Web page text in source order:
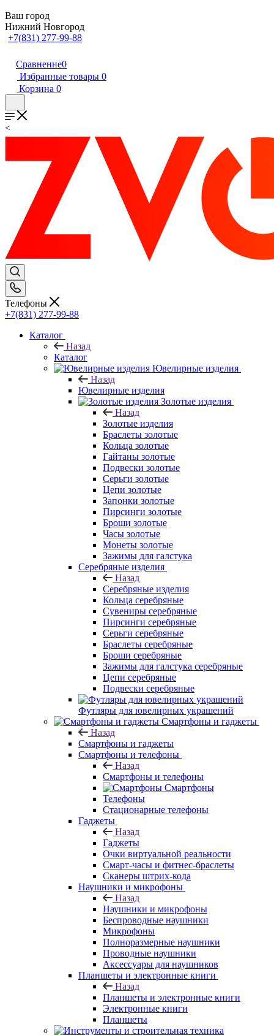
Ваш город
Нижний Новгород
+7(831) 277-99-88
Сравнение0
Избранные товары 0
Корзина 0
<
Телефоны
+7(831) 277-99-88
Каталог
Назад
Каталог
Ювелирные изделия
Назад
Ювелирные изделия
Золотые изделия
Назад
Золотые изделия
Браслеты золотые
Кольца золотые
Гайтаны золотые
Подвески золотые
Серьги золотые
Цепи золотые
Запонки золотые
Пирсинги золотые
Броши золотые
Часы золотые
Монеты золотые
Зажимы для галстука
Серебряные изделия
Назад
Серебряные изделия
Кольца серебряные
Сувениры серебряные
Пирсинги серебряные
Серьги серебряные
Браслеты серебряные
Броши серебряные
Зажимы для галстука серебряные
Цепи серебряные
Подвески серебряные
Футляры для ювелирных украшений
Смартфоны и гаджеты
Назад
Смартфоны и гаджеты
Смартфоны и телефоны
Назад
Смартфоны и телефоны
Смартфоны
Телефоны
Стационарные телефоны
Гаджеты
Назад
Гаджеты
Очки виртуальной реальности
Смарт-часы и фитнес-браслеты
Сканеры штрих-кода
Наушники и микрофоны
Назад
Наушники и микрофоны
Беспроводные наушники
Микрофоны
Полноразмерные наушники
Проводные наушники
Аксессуары для наушников
Планшеты и электронные книги
Назад
Планшеты и электронные книги
Электронные книги
Планшеты